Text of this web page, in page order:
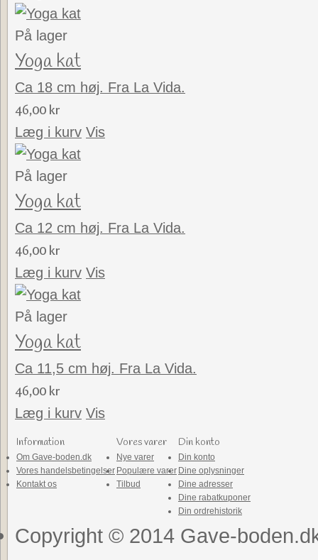
På lager
Yoga kat
Ca 18 cm høj. Fra La Vida.
46,00 kr
Læg i kurv Vis
På lager
Yoga kat
Ca 12 cm høj. Fra La Vida.
46,00 kr
Læg i kurv Vis
På lager
Yoga kat
Ca 11,5 cm høj. Fra La Vida.
46,00 kr
Læg i kurv Vis
Information
Om Gave-boden.dk
Vores handelsbetingelser
Kontakt os
Vores varer
Nye varer
Populære varer
Tilbud
Din konto
Din konto
Dine oplysninger
Dine adresser
Dine rabatkuponer
Din ordrehistorik
Copyright © 2014 Gave-